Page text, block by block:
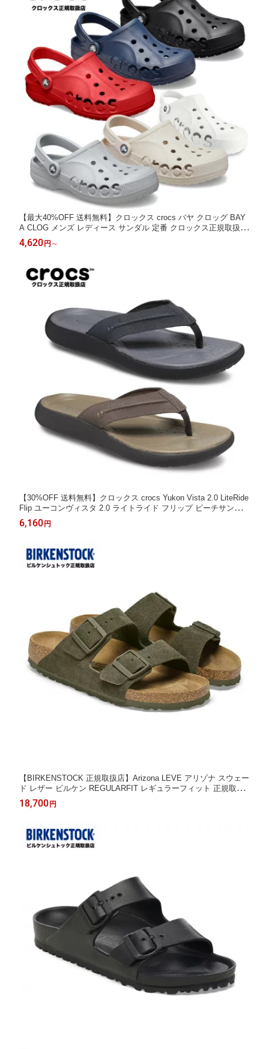
【最大40%OFF 送料無料】クロックス crocs バヤ クロッグ BAY
A CLOG メンズ レディース サンダル 定番 クロックス正規取扱店
なのでご安心ください セール SALE 10126
4,620 円 ～
【30%OFF 送料無料】クロックス crocs Yukon Vista 2.0 LiteRide
Flip ユーコンヴィスタ 2.0 ライトライド フリップ ビーチサンダル
209332 メンズ ビーサン ギフト セール
6,160 円
【BIRKENSTOCK 正規取扱店】Arizona LEVE アリゾナ スウェー
ド レザー ビルケン REGULARFIT レギュラーフィット 正規取扱
店なのでご安心ください 1025657 ビルケンシュトック ◯
18,700 円